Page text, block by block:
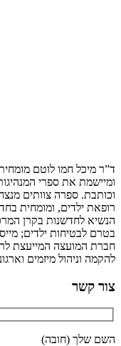
ד”ר מיכל חמו לוטם
ומיישמת את ספרי
וכותבת. ספרה צוותים
רופאת ילדים, ומומחית
הנשיא לחדשנות בקרן
בטרם לבטיחות ילדים;
חברת המועצה המייעצת
להקמה וניהול מיזמים
צור קשר
השם שלך (חובה)